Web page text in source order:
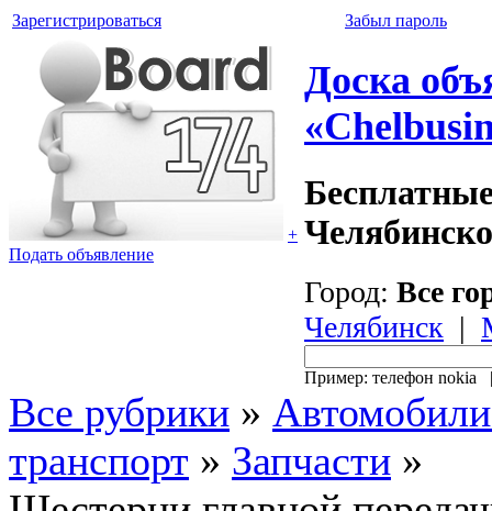
Зарегистрироваться Забыл пароль
+
Подать объявление
Доска
Город: Все
Челябинск |
Пример: телефон
Все рубрики »
транспорт » Запчасти »